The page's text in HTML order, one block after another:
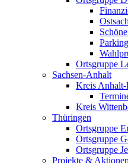
Ortsgruppe
Sachsen-Anhalt
Kreis
Kreis
Thüringen
Ortsgruppe
Ortsgruppe
Ortsgruppe
Projekte & Aktionen